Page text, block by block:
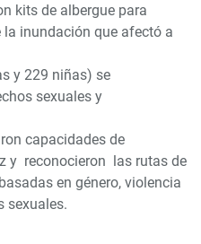
kits de albergue para
inundación que afectó a
y 229 niñas) se
sexuales y
capacidades de
y reconocieron las rutas de
en género, violencia
sexuales.